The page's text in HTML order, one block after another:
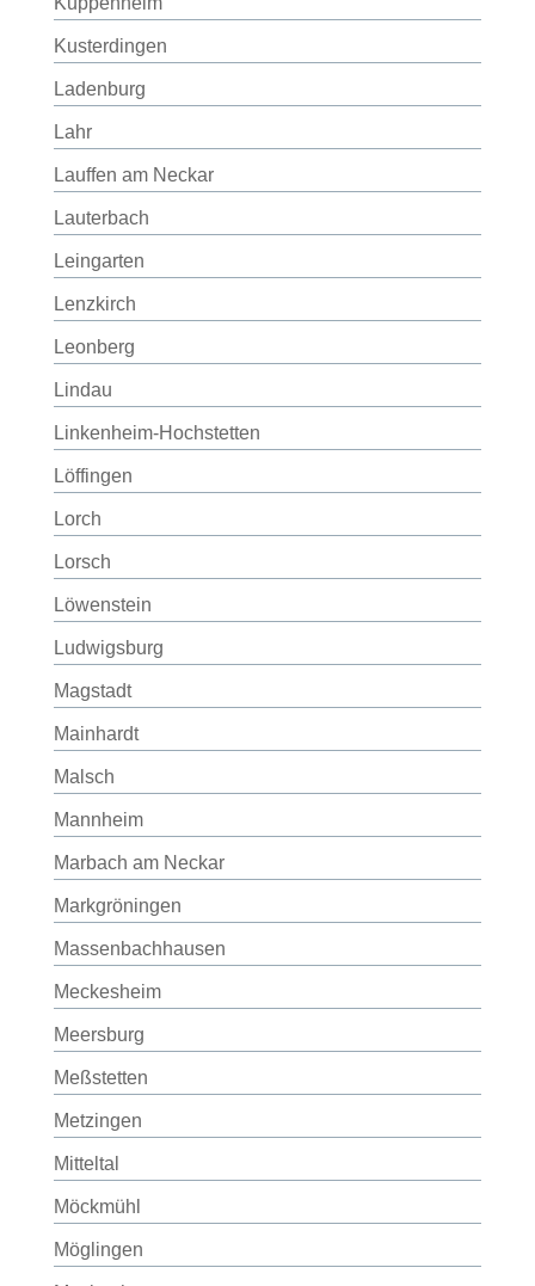
Kusterdingen
Ladenburg
Lahr
Lauffen am Neckar
Lauterbach
Leingarten
Lenzkirch
Leonberg
Lindau
Linkenheim-Hochstetten
Löffingen
Lorch
Lorsch
Löwenstein
Ludwigsburg
Magstadt
Mainhardt
Malsch
Mannheim
Marbach am Neckar
Markgröningen
Massenbachhausen
Meckesheim
Meersburg
Meßstetten
Metzingen
Mitteltal
Möckmühl
Möglingen